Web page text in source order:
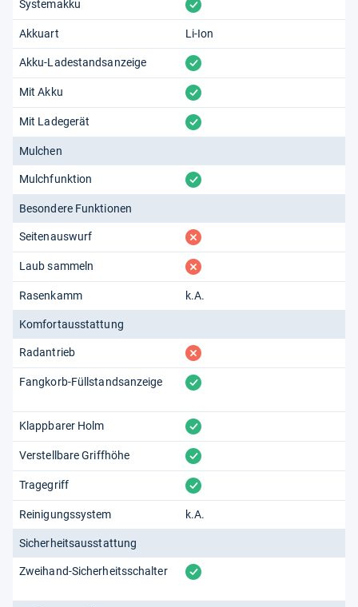
Systemakku vorhanden
Akkuart Li-Ion
Akku-Ladestandsanzeige vorhanden
Mit Akku vorhanden
Mit Ladegerät vorhanden
Mulchen
Mulchfunktion vorhanden
Besondere Funktionen
Seitenauswurf fehlt
Laub sammeln fehlt
Rasenkamm k.A.
Komfortausstattung
Radantrieb fehlt
Fangkorb-Füllstandsanzeige vorhanden
Klappbarer Holm vorhanden
Verstellbare Griffhöhe vorhanden
Tragegriff vorhanden
Reinigungssystem k.A.
Sicherheitsausstattung
Zweihand-Sicherheitsschalter vorhanden